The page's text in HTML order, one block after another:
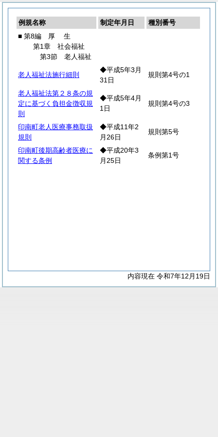
例規名称 制定年月日
種別番号
■ 第8編 厚 生
第1章 社会福祉
第3節 老人福祉
老人福祉法施行細則
◆平成5年3月
31日
規則第4号の1
老人福祉法第２８条の規
定に基づく負担金徴収規
則
◆平成5年4月
1日
規則第4号の3
印南町老人医療事務取扱
規則
◆平成11年2
月26日
規則第5号
印南町後期高齢者医療に
関する条例
◆平成20年3
月25日
条例第1号
内容現在 令和7年12月19日